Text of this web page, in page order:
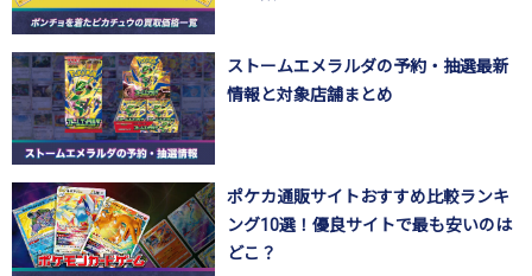
ストームエメラルダの予約・抽選最新
情報と対象店舗まとめ
ポケカ通販サイトおすすめ比較ランキ
ング10選！優良サイトで最も安いのは
どこ？